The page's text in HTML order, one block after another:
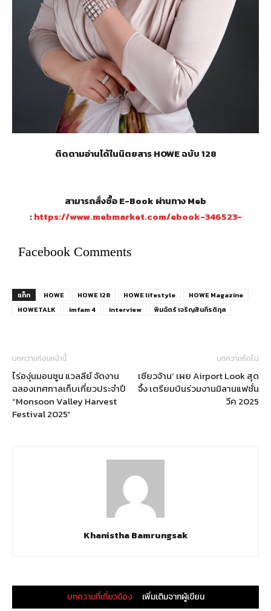
ติดตามอ่านได้ในนิตยสาร HOWE ฉบับ 128
สามารถสั่งซื้อ E-Book ผ่านทาง Meb
:https://www.mebmarket.com/ebook-346523-
Facebook Comments
แท็ก HOWE HOWE 128 HOWE lifestyle
HOWE Magazine
HOWETALK
imfam 4 interview พิมฉัตร์ เจริญสินกีรติกุล
บทความก่อนหน้านี้
ไร่องุ่นมอนซูน แวลลีย์ จัดงาน
ฉลองเทศกาลเก็บเกี่ยวประจำปี
“Monsoon Valley Harvest
Festival 2025”
บทความถัดไป
เซียวจ้าน’ เผย Airport Look สุด
จึ้ง เตรียมบินร่วมงานมิลานแฟชั่น
วีค 2025
Khanistha Bamrungsak
บทความที่เกี่ยวข้อง เพิ่มเติมจากผู้เขียน